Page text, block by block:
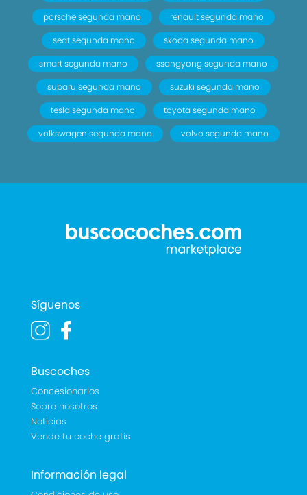
porsche segunda mano
renault segunda mano
seat segunda mano
skoda segunda mano
smart segunda mano
ssangyong segunda mano
subaru segunda mano
suzuki segunda mano
tesla segunda mano
toyota segunda mano
volkswagen segunda mano
volvo segunda mano
Síguenos
Buscoches
Concesionarios
Sobre nosotros
Noticias
Vende tu coche gratis
Información legal